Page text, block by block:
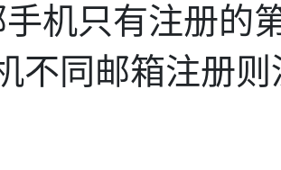
机只有注册的
不同邮箱注册